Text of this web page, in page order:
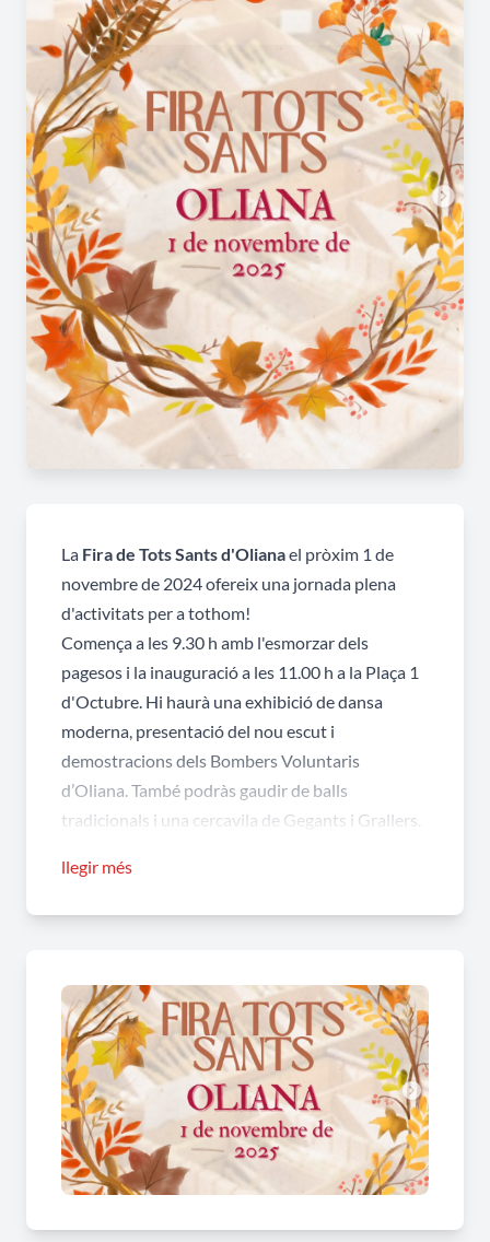
La Fira de Tots Sants d'Olianael pròxim 1 de
novembre de 2024 ofereix una jornada plena
d'activitats per a tothom!
Comença a les 9.30 h amb l'esmorzar dels
pagesos i la inauguració a les 11.00 h a la Plaça 1
d'Octubre. Hi haurà una exhibició de dansa
moderna, presentació del nou escut i
demostracions dels Bombers Voluntaris
d’Oliana. També podràs gaudir de balls
tradicionals i una cercavila de Gegants i Grallers.
amb arc, circuit d'habilitat en bicicleta, exposició
Vine a la fira i gaudeix d'un dia especial amb
amics i família!
llegir més